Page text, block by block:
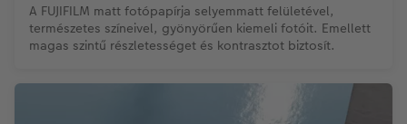
A FUJIFILM matt fotópapírja selyemmatt felületével,
természetes színeivel, gyönyörűen kiemeli fotóit. Emellett
magas szintű részletességet és kontrasztot biztosít.